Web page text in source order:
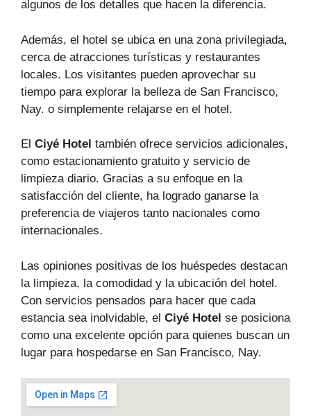
algunos de los detalles que hacen la diferencia.
Además, el hotel se ubica en una zona privilegiada,
cerca de atracciones turísticas y restaurantes
locales. Los visitantes pueden aprovechar su
tiempo para explorar la belleza de San Francisco,
Nay. o simplemente relajarse en el hotel.
El Ciyé Hotel también ofrece servicios adicionales,
como estacionamiento gratuito y servicio de
limpieza diario. Gracias a su enfoque en la
satisfacción del cliente, ha logrado ganarse la
preferencia de viajeros tanto nacionales como
internacionales.
Las opiniones positivas de los huéspedes destacan
la limpieza, la comodidad y la ubicación del hotel.
Con servicios pensados para hacer que cada
estancia sea inolvidable, el Ciyé Hotel se posiciona
como una excelente opción para quienes buscan un
lugar para hospedarse en San Francisco, Nay.